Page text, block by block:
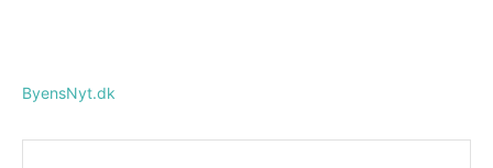
ByensNyt.dk